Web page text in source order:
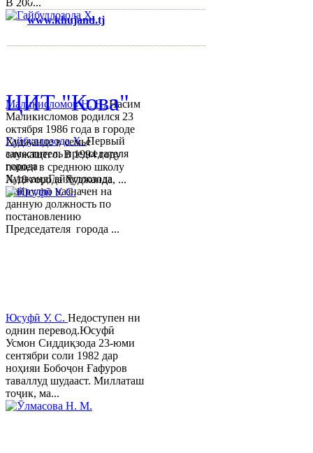
Гайбуллозода Х.Первый
заместитель председателя
города
ХуджандГайбуллозода
Хайрулло назначен на
данную должность по
постановлению
Председателя города ...
Маликисломов Н. Н.Насим
Маликисломов родился 23
октября 1986 года в городе
Худжанде в семье
служащего. В 1994 году
пошел в среднюю школу
№18 города Худжанда, ...
Юсуфӣ У. C. Недоступен ни
однин перевод.Юсуфӣ
Усмон Сиддиқзода 23-юми
сентябри соли 1982 дар
ноҳияи Бобоҷон Ғафуров
таваллуд шудааст. Миллаташ
тоҷик, ма...
www.khujand.tj
ЦИТ "Кова"